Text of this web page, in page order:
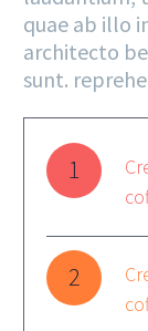
quae ab illo
architecto
sunt.
1
2